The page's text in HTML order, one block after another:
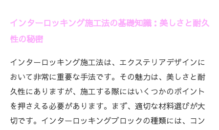
ラブルとその対策
メンテナンスの重要性：長持ちさせるための秘
インターロッキング施工法の実践的な活用法：
成功事例に学ぶ
エクステリアプロジェクトを成功に導く：知識
を武器に魅力を引き出そう
インターロッキング施工法の基礎知識：美しさと耐久
性の秘密
インターロッキング施工法は、エクステリアデザインに
おいて非常に重要な手法です。その魅力は、美しさと耐
久性にありますが、施工する際にはいくつかのポイント
を押さえる必要があります。まず、適切な材料選びが大
切です。インターロッキングブロックの種類には、コン